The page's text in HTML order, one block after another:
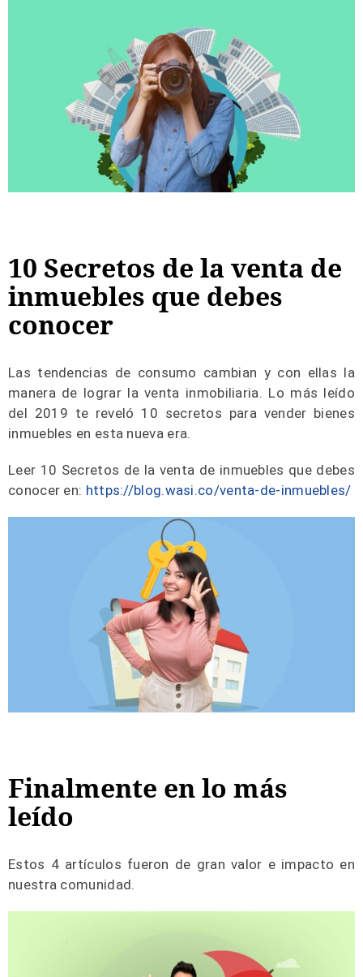
10 Secretos de la venta de
inmuebles que debes
conocer
Las tendencias de consumo cambian y con ellas la
manera de lograr la venta inmobiliaria. Lo más leído
del 2019 te reveló 10 secretos para vender bienes
inmuebles en esta nueva era.
Leer 10 Secretos de la venta de inmuebles que debes
conocer en: https://blog.wasi.co/venta-de-inmuebles/
Finalmente en lo más
leído
Estos 4 artículos fueron de gran valor e impacto en
nuestra comunidad.